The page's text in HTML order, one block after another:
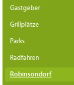
Gastgeber
Grillplätze
Parks
Radfahren
Robinsondorf